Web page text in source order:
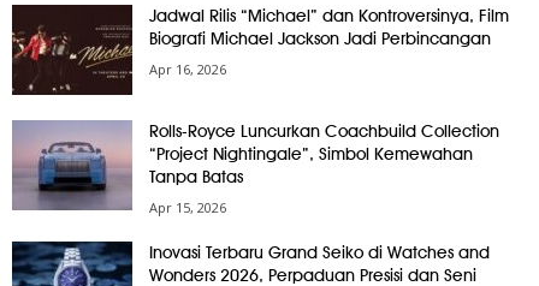
Jadwal Rilis “Michael” dan Kontroversinya, Film
Biografi Michael Jackson Jadi Perbincangan
Apr 16, 2026
Rolls-Royce Luncurkan Coachbuild Collection
“Project Nightingale”, Simbol Kemewahan
Tanpa Batas
Apr 15, 2026
Inovasi Terbaru Grand Seiko di Watches and
Wonders 2026, Perpaduan Presisi dan Seni